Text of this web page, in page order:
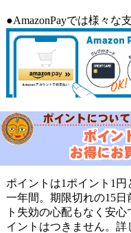
●AmazonPayでは様々な
ポイントは1ポイント1
一年間。期限切れの15
ト失効の心配もなく安
イントはつきません。詳